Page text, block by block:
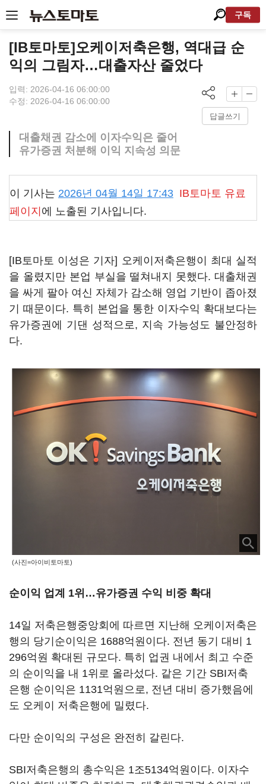
구독
[IB토마토]오케이저축은행, 역대급 순
익의 그림자…대출자산 줄었다
입력: 2026-04-16 06:00:00
수정: 2026-04-16 06:00:00
답글쓰기
대출채권 감소에 이자수익은 줄어
유가증권 처분해 이익 지속성 의문
이 기사는 2026년 04월 14일 17:43 IB토마토 유료
페이지 에 노출된 기사입니다.
[IB토마토 이성은 기자] 오케이저축은행이 최대 실적
을 올렸지만 본업 부실을 떨쳐내지 못했다. 대출채권
을 싸게 팔아 여신 자체가 감소해 영업 기반이 좁아졌
기 때문이다. 특히 본업을 통한 이자수익 확대보다는
유가증권에 기댄 성적으로, 지속 가능성도 불안정하
다.
(사진=아이비토마토)
순이익 업계 1위…유가증권 수익 비중 확대
14일 저축은행중앙회에 따르면 지난해 오케이저축은
행의 당기순이익은 1688억원이다. 전년 동기 대비 1
296억원 확대된 규모다. 특히 업권 내에서 최고 수준
의 순이익을 내 1위로 올라섰다. 같은 기간 SBI저축
은행 순이익은 1131억원으로, 전년 대비 증가했음에
도 오케이 저축은행에 밀렸다.
다만 순이익의 구성은 완전히 갈린다.
SBI저축은행의 총수익은 1조5134억원이다. 이자수